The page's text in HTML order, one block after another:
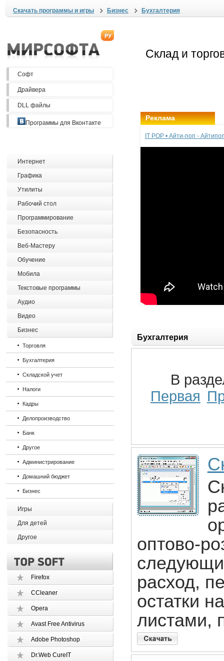
Скачать программы и игры Бизнес Бухгалтерия
Софт
Драйвера
DLL файлы
Программы для Вконтакте
Интернет
Графика
Утилиты
Рабочий стол
Программирование
Безопасность
Веб-Мастеру
Обучение
Мобила
Текстовые программы
Аудио
Видео
Бизнес
Торговля
Бухгалтерия
Складской учет
Налоги
Кадры
Делопроизводство
Банк
Другое
Администрирование
Домашний бюджет
Бизнес
Игры
Для детей
Другое
Firefox
CCleaner
Opera
Avast Free Antivirus
Adobe Photoshop
Dr.Web CureIT
Реклама
IT POP • Айти-поп -
Бухгалтерия
В
Первая
оптово-
расход,
остатки
листами,